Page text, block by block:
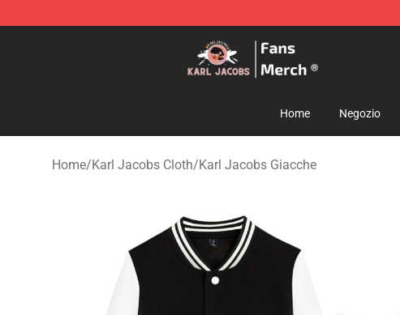
Karl Jacobs Store - Official Karl Jacobs Merchandise Shop
Home Negozio
Home/Karl Jacobs Cloth/Karl Jacobs Giacche